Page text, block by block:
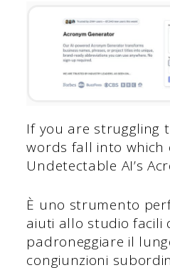
If you are struggling
words fall into which
Undetectable AI’s
È uno strumento
aiuti allo studio facili
padroneggiare il
congiunzioni